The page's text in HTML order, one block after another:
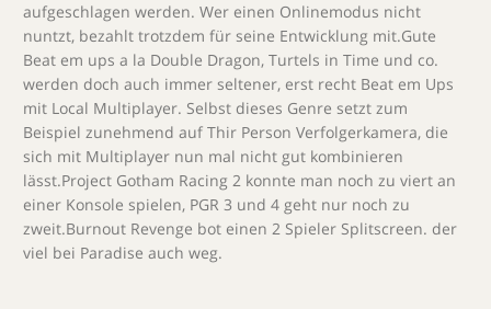
aufgeschlagen werden. Wer einen Onlinemodus nicht
nuntzt, bezahlt trotzdem für seine Entwicklung mit.Gute
Beat em ups a la Double Dragon, Turtels in Time und co.
werden doch auch immer seltener, erst recht Beat em Ups
mit Local Multiplayer. Selbst dieses Genre setzt zum
Beispiel zunehmend auf Thir Person Verfolgerkamera, die
sich mit Multiplayer nun mal nicht gut kombinieren
lässt.Project Gotham Racing 2 konnte man noch zu viert an
einer Konsole spielen, PGR 3 und 4 geht nur noch zu
zweit.Burnout Revenge bot einen 2 Spieler Splitscreen. der
viel bei Paradise auch weg.